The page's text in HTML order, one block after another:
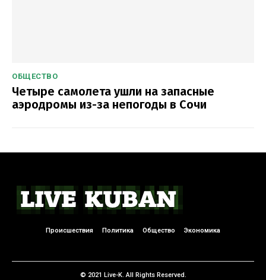
ОБЩЕСТВО
Четыре самолета ушли на запасные
аэродромы из-за непогоды в Сочи
Происшествия Политика Общество Экономика
© 2021 Live-K. All Rights Reserved.